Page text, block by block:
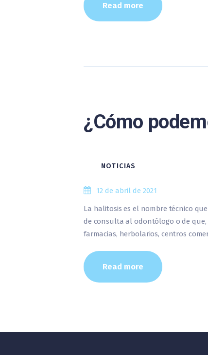
Read more
¿Cómo
NOTICIAS
12 de abril de 2021
La halitosis es el nombre técnico
de consulta al odontólogo o de que,
farmacias, herbolarios, centros
Read more